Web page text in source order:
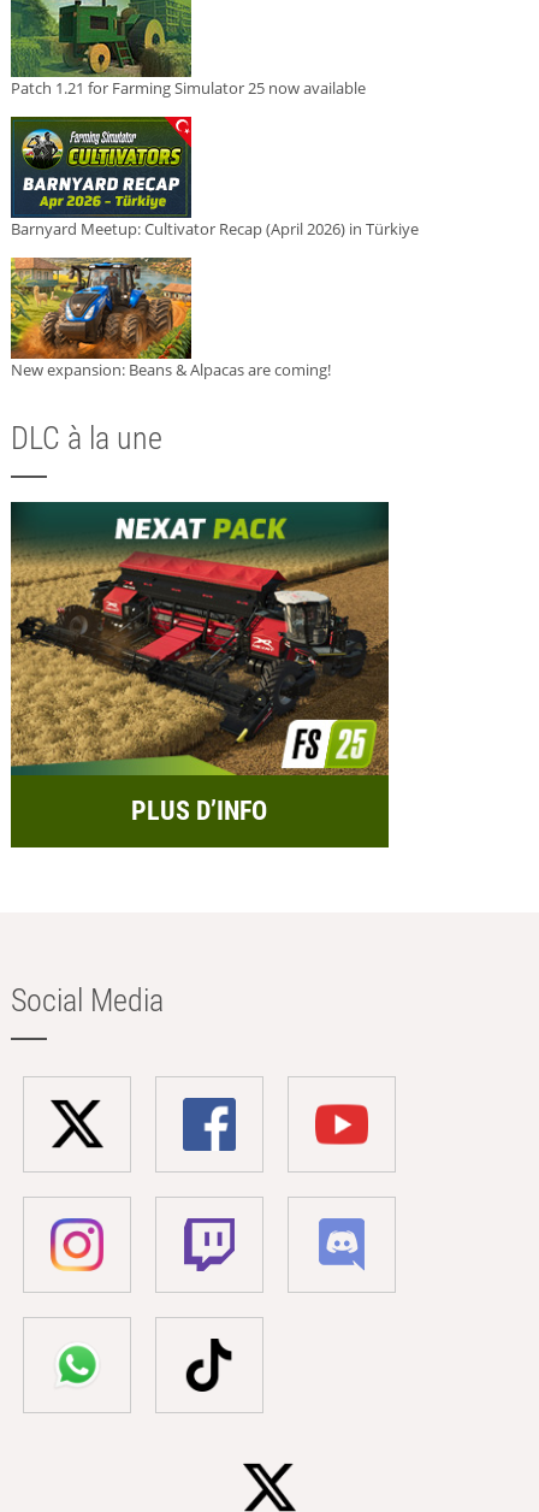
Patch 1.21 for Farming Simulator 25 now available
Barnyard Meetup: Cultivator Recap (April 2026) in Türkiye
New expansion: Beans & Alpacas are coming!
DLC à la une
PLUS D’INFO
Social Media